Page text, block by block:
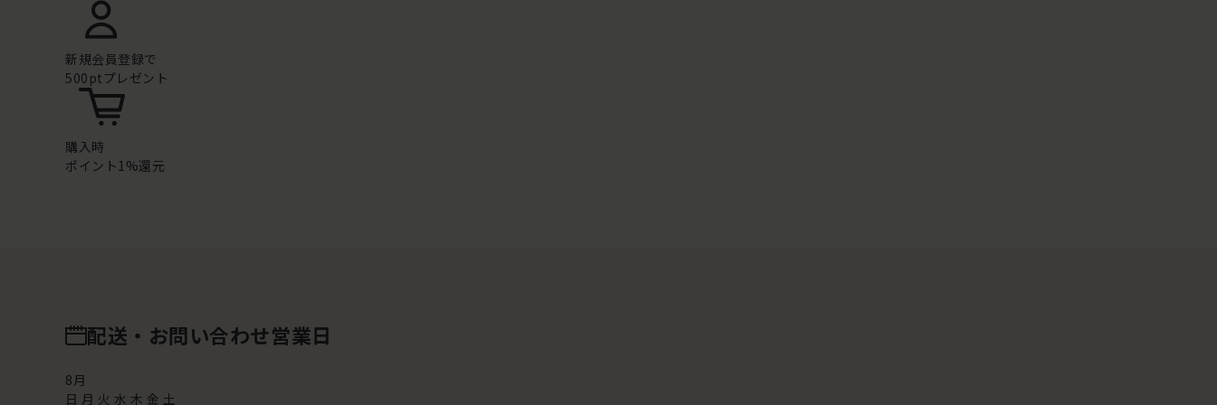
新規会員登録で
500ptプレゼント
購入時
ポイント1%還元
配送・お問い合わせ営業日
8月
日 月 火 水 木 金 土